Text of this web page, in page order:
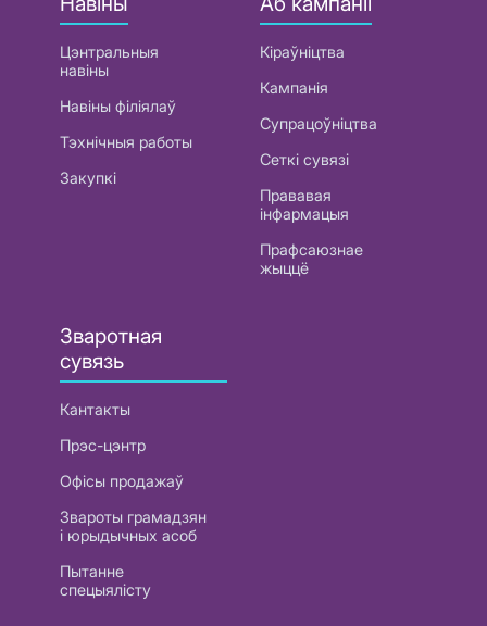
Цэнтральныя
навіны
Навіны філіялаў
Тэхнічныя работы
Закупкі
Кіраўніцтва
Кампанія
Супрацоўніцтва
Сеткі сувязі
Прававая
інфармацыя
Прафсаюзнае
жыццё
Зваротная
сувязь
Кантакты
Прэс-цэнтр
Офісы продажаў
Звароты грамадзян
і юрыдычных асоб
Пытанне
спецыялісту